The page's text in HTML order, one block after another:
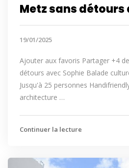
Metz sans détours
19/01/2025
Ajouter aux favoris Partager +4
détours avec Sophie Balade
Jusqu'à 25 personnes
architecture …
Continuer la lecture